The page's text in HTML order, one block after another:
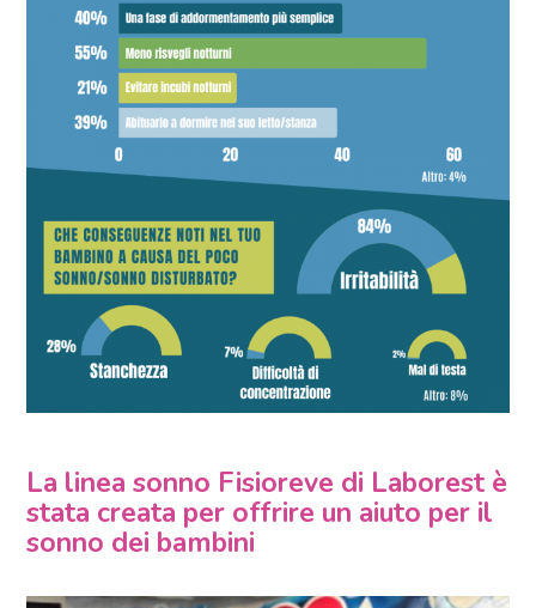
La linea sonno Fisioreve di Laborest è
stata creata per offrire un aiuto per il
sonno dei bambini